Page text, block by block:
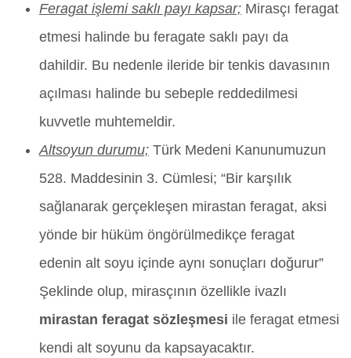
Feragat işlemi saklı payı kapsar; Mirasçı feragat
etmesi halinde bu feragate saklı payı da
dahildir. Bu nedenle ileride bir tenkis davasının
açılması halinde bu sebeple reddedilmesi
kuvvetle muhtemeldir.
Altsoyun durumu; Türk Medeni Kanunumuzun
528. Maddesinin 3. Cümlesi; “Bir karşılık
sağlanarak gerçekleşen mirastan feragat, aksi
yönde bir hüküm öngörülmedikçe feragat
edenin alt soyu içinde aynı sonuçları doğurur”
Şeklinde olup, mirasçının özellikle ivazlı
mirastan feragat sözleşmesi ile feragat etmesi
kendi alt soyunu da kapsayacaktır.